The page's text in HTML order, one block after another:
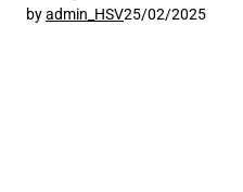
byadmin_HSV25/02/2025